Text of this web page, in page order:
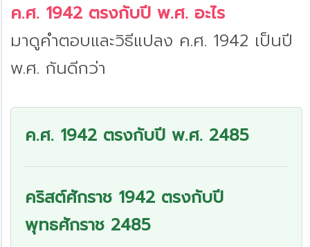
ค.ศ. 1942 ตรงกับปี พ.ศ. อะไร
มาดูคำตอบและวิธีแปลง ค.ศ. 1942 เป็นปี
พ.ศ. กันดีกว่า
ค.ศ. 1942 ตรงกับปี พ.ศ. 2485
คริสต์ศักราช 1942 ตรงกับปี
พุทธศักราช 2485